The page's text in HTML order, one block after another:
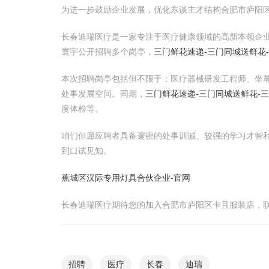
为进一步鼓励企业发展，优化东谈主才结构合肥市庐
长春迪瑞医疗是一家专注于医疗健康领域的高新本领
寰宇公开招聘多个岗亭， 三门鲜花速递-三门同城送鲜花
本次招聘岗亭包括但不限于：医疗器械研发工程师、
处事发展空间。同期， 三门鲜花速递-三门同城送鲜花-
度体检等。
咱们但愿应聘者具备邃密的处事训诫、较强的学习才
到口试见知。
蕉城区汉际专用灯具合伙企业-官网
长春迪瑞医疗期待您的加入合肥市庐阳区卡且服装店，
招聘 医疗 长春 迪瑞